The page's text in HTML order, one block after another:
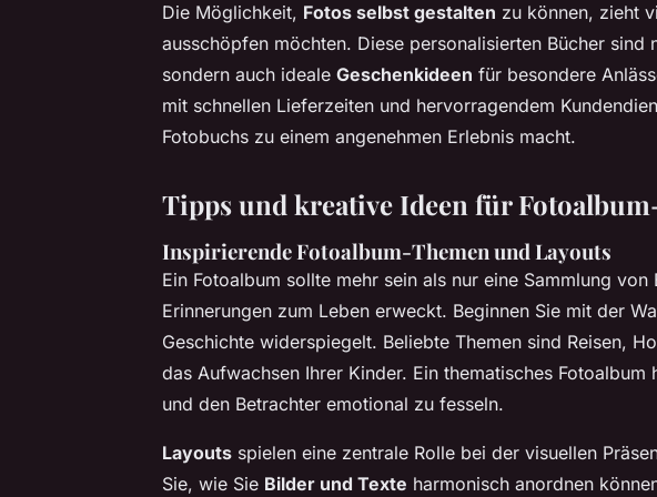
Die Möglichkeit, Fotos selbst gestalten zu können, zieht
ausschöpfen möchten. Diese personalisierten Bücher sind
sondern auch ideale Geschenkideen für besondere
mit schnellen Lieferzeiten und hervorragendem
Fotobuchs zu einem angenehmen Erlebnis macht.
Tipps und kreative Ideen für
Inspirierende Fotoalbum-Themen und Layouts
Ein Fotoalbum sollte mehr sein als nur eine Sammlung
Erinnerungen zum Leben erweckt. Beginnen Sie mit der
Geschichte widerspiegelt. Beliebte Themen sind Reisen,
das Aufwachsen Ihrer Kinder. Ein thematisches
und den Betrachter emotional zu fesseln.
Layouts spielen eine zentrale Rolle bei der visuellen
Sie, wie Sie Bilder und Texte harmonisch anordnen